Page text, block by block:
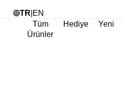
TR EN
Tüm
Ürünler
Hediye Yeni